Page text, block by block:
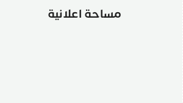
مساحة اعلانية